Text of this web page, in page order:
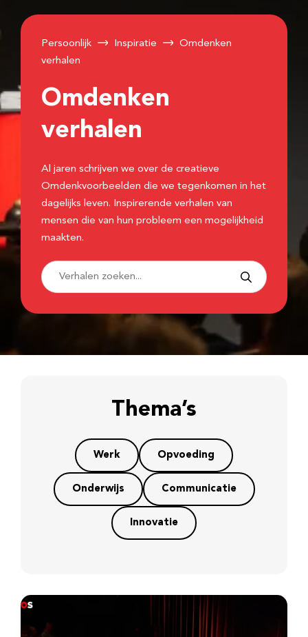
Persoonlijk Inspiratie
Omdenken
verhalen
Omdenken
verhalen
Al jaren schrijven we over de creatieve
Omdenkvoorbeelden die we tegenkomen in het
dagelijks leven. Inspirerende verhalen van
mensen die van hun probleem een mogelijkheid
maakten.
Thema’s
Werk Opvoeding
Onderwijs Communicatie
Innovatie